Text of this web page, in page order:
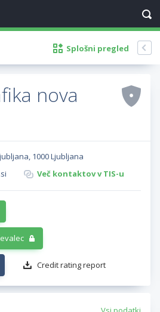
Splošni pregled
nova
1000 Ljubljana
Več kontaktov v TIS-u
Credit rating report